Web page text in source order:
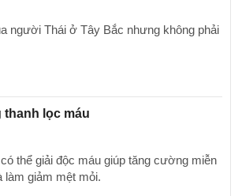
người Thái ở Tây Bắc nhưng không phải
lọc máu
thể giải độc máu giúp tăng cường miễn
làm giảm mệt mỏi.